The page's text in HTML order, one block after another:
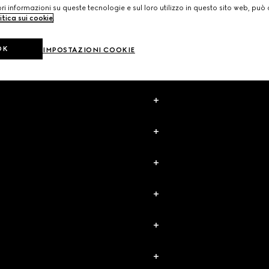
informazioni su queste tecnologie e sul loro utilizzo in questo sito web, può
sui cookie.
IMPOSTAZIONI COOKIE